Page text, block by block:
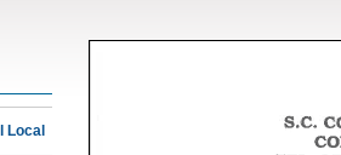
Local